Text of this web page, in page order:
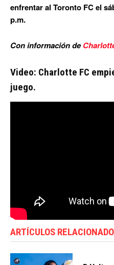
enfrentar al Toronto FC el
p.m.
Con información de
Video: Charlotte FC
juego.
ARTÍCULOS